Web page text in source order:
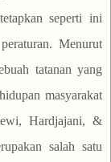
seperti ini
Menurut
tatanan yang
masyarakat
Hardjajani, &
salah satu